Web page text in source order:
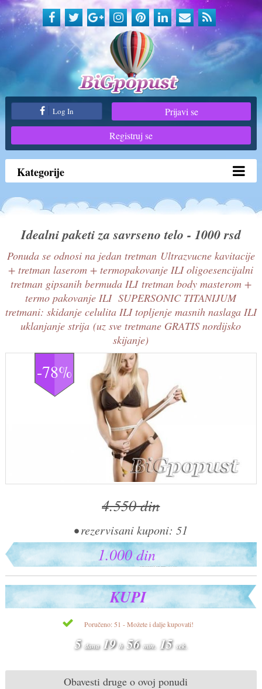
Log In
Prijavi se
Registruj se
Kategorije
Idealni paketi za savrseno telo - 1000 rsd
Ponuda se odnosi na jedan tretman Ultrazvucne kavitacije
+ tretman laserom + termopakovanje ILI oligoesencijalni
tretman gipsanih bermuda ILI tretman body masterom +
termo pakovanje ILI SUPERSONIC TITANIJUM
tretmani: skidanje celulita ILI topljenje masnih naslaga ILI
uklanjanje strija (uz sve tretmane GRATIS nordijsko
skijanje)
-78%
4.550 din
• rezervisani kuponi: 51
1.000 din
KUPI
Poručeno: 51 - Možete i dalje kupovati!
5dana 19h 56min. 14 sek.
Obavesti druge o ovoj ponudi